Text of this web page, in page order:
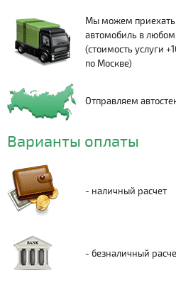
Мы можем приехать
автомобиль в
(стоимость услуги
по Москве)
Отправляем
Варианты оплаты
- наличный расчет
- безналичный